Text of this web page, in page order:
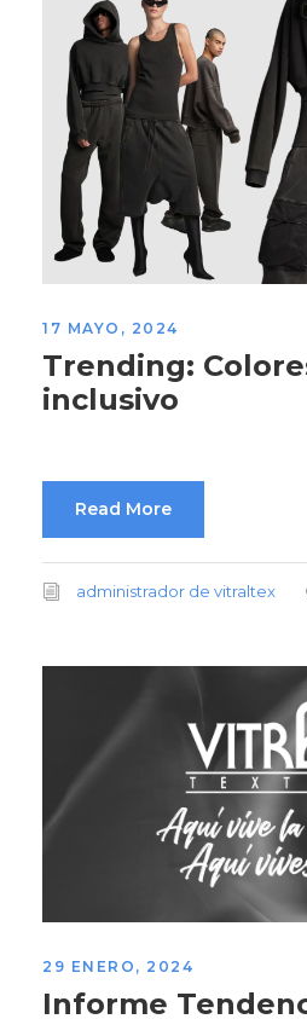
17 MAYO, 2024
Trending:
inclusivo
Read More
administrador de vitraltex
29 ENERO, 2024
Informe